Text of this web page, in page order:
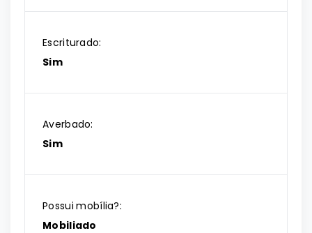
Escriturado:
Sim
Averbado:
Sim
Possui mobília?:
Mobiliado